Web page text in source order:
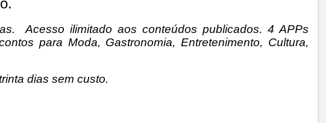
Acesso ilimitado aos conteúdos publicados. 4 APPs
para Moda, Gastronomia, Entretenimento, Cultura,
dias sem custo.